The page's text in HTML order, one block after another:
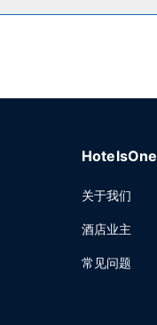
HotelsOne
关于我们
酒店业主
常见问题